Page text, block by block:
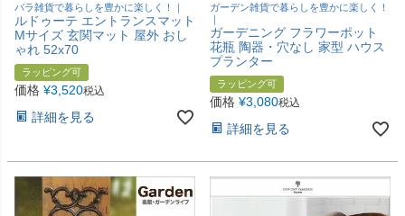
バラ雑貨で暮らしを豊かに楽しく！｜
ルドゥーテ エントランスマット
Mサイズ 玄関マット 屋外 おし
ゃれ 52x70
ラッピング可
価格 ¥3,520税込
詳細を見る
ガーデン雑貨で暮らしを豊かに楽しく！
｜
ガーデニング フラワーポット
花瓶 陶器・穴なし 家型 ハウス
プランター
ラッピング可
価格 ¥3,080税込
詳細を見る